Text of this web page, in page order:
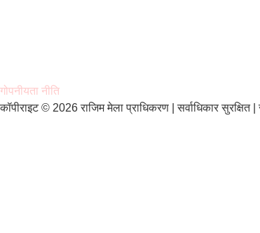
गोपनीयता नीति
कॉपीराइट © 2026 राजिम मेला प्राधिकरण | सर्वाधिकार